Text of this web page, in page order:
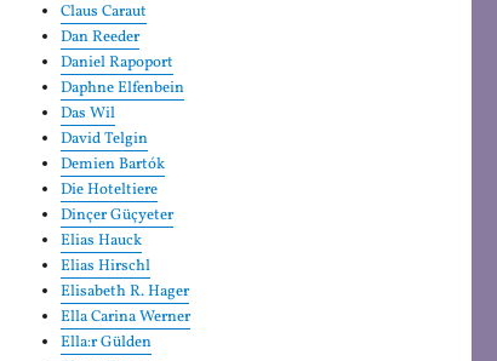
Claus Caraut
Dan Reeder
Daniel Rapoport
Daphne Elfenbein
Das Wil
David Telgin
Demien Bartók
Die Hoteltiere
Dinçer Güçyeter
Elias Hauck
Elias Hirschl
Elisabeth R. Hager
Ella Carina Werner
Ella:r Gülden